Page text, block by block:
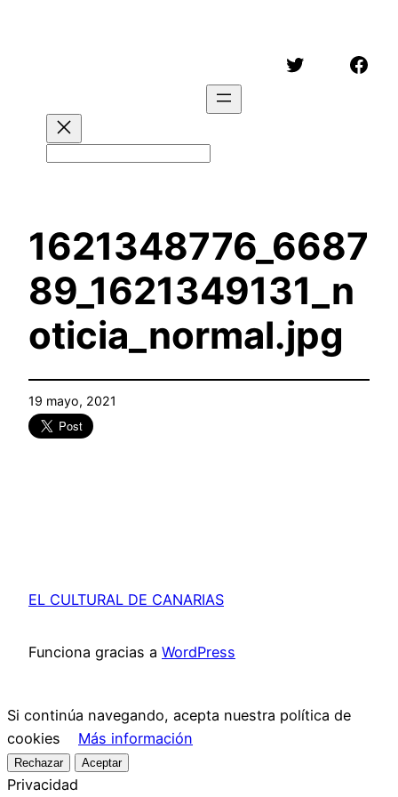
Twitter
1621348776_6687
89_1621349131_n
oticia_normal.jpg
19 mayo, 2021
EL CULTURAL DE CANARIAS
Funciona gracias a WordPress
Si continúa navegando, acepta nuestra política de
cookies Más información
Rechazar Aceptar
Privacidad